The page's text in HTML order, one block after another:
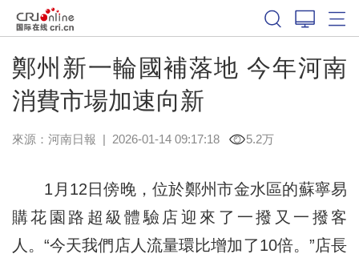
鄭州新一輪國補落地 今年河南
消費市場加速向新
來源： 河南日報 | 2026-01-14 09:17:18 5.2万
1月12日傍晚，位於鄭州市金水區的蘇寧易
購花園路超級體驗店迎來了一撥又一撥客
人。“今天我們店人流量環比增加了10倍。”店長